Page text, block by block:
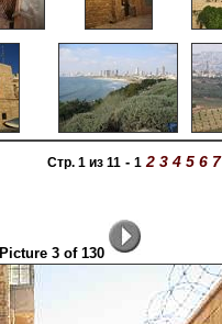
Стр. 1 из 11 - 1 2 3 4 5 6 7
Picture 3 of 130